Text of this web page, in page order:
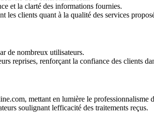
et la clarté des informations fournies.
les clients quant à la qualité des services
de nombreux utilisateurs.
reprises, renforçant la confiance des clients
mettant en lumière le professionnalisme
soulignant lefficacité des traitements reçus.